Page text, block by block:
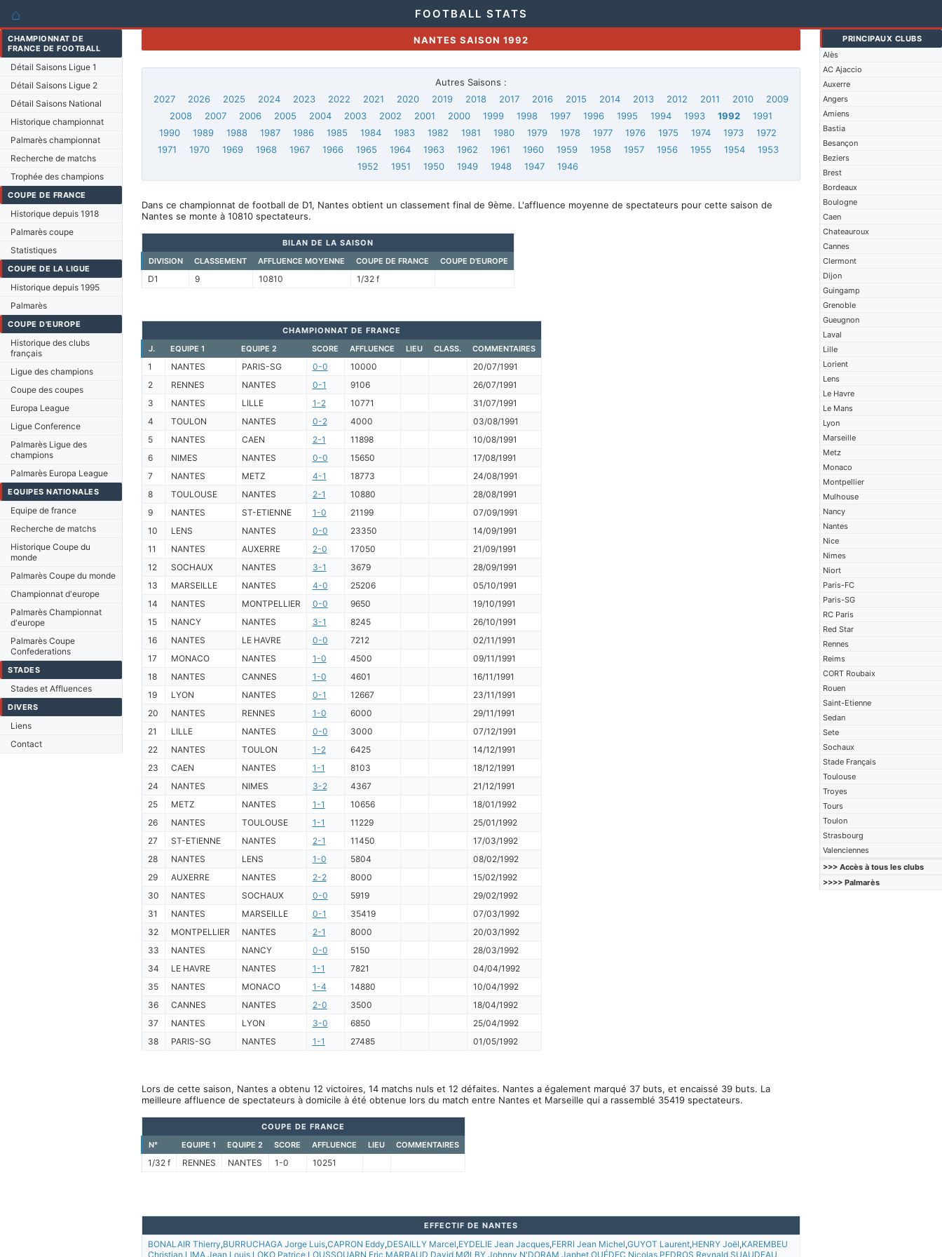
⌂ FOOTBALL STATS
CHAMPIONNAT DE
FRANCE DE FOOTBALL
Détail Saisons Ligue 1
Détail Saisons Ligue 2
Détail Saisons National
Historique championnat
Palmarès championnat
Recherche de matchs
Trophée des champions
COUPE DE FRANCE
Historique depuis 1918
Palmarès coupe
Statistiques
COUPE DE LA LIGUE
Historique depuis 1995
Palmarès
COUPE D'EUROPE
Historique des clubs
français
Ligue des champions
Coupe des coupes
Europa League
Ligue Conference
Palmarès Ligue des
champions
Palmarès Europa League
EQUIPES NATIONALES
Equipe de france
Recherche de matchs
Historique Coupe du
monde
Palmarès Coupe du monde
Championnat d'europe
Palmarès Championnat
d'europe
Palmarès Coupe
Confederations
STADES
Stades et Affluences
DIVERS
Liens
Contact
PRINCIPAUX CLUBS
Alès
AC Ajaccio
Auxerre
Angers
Amiens
Bastia
Besançon
Beziers
Brest
Bordeaux
Boulogne
Caen
Chateauroux
Cannes
Clermont
Dijon
Guingamp
Grenoble
Gueugnon
Laval
Lille
Lorient
Lens
Le Havre
Le Mans
Lyon
Marseille
Metz
Monaco
Montpellier
Mulhouse
Nancy
Nantes
Nice
Nimes
Niort
Paris-FC
Paris-SG
RC Paris
Red Star
Rennes
Reims
CORT Roubaix
Rouen
Saint-Etienne
Sedan
Sete
Sochaux
Stade Français
Toulouse
Troyes
Tours
Toulon
Strasbourg
Valenciennes
>>> Accès à tous les clubs
>>>> Palmarès
NANTES SAISON 1992
Autres Saisons :
2027
2026 2025 2024 2023 2022 2021 2020 2019 2018 2017 2016 2015 2014 2013 2012 2011 2010
2009
2008
2007 2006 2005 2004 2003 2002 2001 2000 1999 1998 1997 1996 1995 1994 1993 1992
1991
1990
1989 1988 1987 1986 1985 1984 1983 1982 1981 1980 1979 1978 1977 1976 1975 1974 1973
1972
1971
1970 1969 1968 1967 1966 1965 1964 1963 1962 1961 1960 1959 1958 1957 1956 1955 1954
1953
1952
1951 1950 1949 1948 1947 1946
Dans ce championnat de football de D1, Nantes obtient un classement final de 9ème. L'affluence moyenne de spectateurs pour cette saison de
Nantes se monte à 10810 spectateurs.
BILAN DE LA SAISON
DIVISION
CLASSEMENT AFFLUENCE MOYENNE COUPE DE FRANCE COUPE D'EUROPE
D1 9 10810 1/32 f
CHAMPIONNAT DE FRANCE
J.
EQUIPE 1 EQUIPE 2 SCORE AFFLUENCE LIEU CLASS. COMMENTAIRES
1 NANTES PARIS-SG 0-0 10000
20/07/1991
2
RENNES NANTES 0-1 9106
26/07/1991
3
NANTES LILLE 1-2 10771
31/07/1991
4
TOULON NANTES 0-2 4000
03/08/1991
5
NANTES CAEN 2-1 11898
10/08/1991
6
NIMES NANTES 0-0 15650
17/08/1991
7
NANTES METZ 4-1 18773
24/08/1991
8
TOULOUSE NANTES 2-1 10880
28/08/1991
9
NANTES ST-ETIENNE 1-0 21199
07/09/1991
10
LENS NANTES 0-0 23350
14/09/1991
11
NANTES AUXERRE 2-0 17050
21/09/1991
12
SOCHAUX NANTES 3-1 3679
28/09/1991
13
MARSEILLE NANTES 4-0 25206
05/10/1991
14
NANTES MONTPELLIER 0-0 9650
19/10/1991
15
NANCY NANTES 3-1 8245
26/10/1991
16
NANTES LE HAVRE 0-0 7212
02/11/1991
17
MONACO NANTES 1-0 4500
09/11/1991
18
NANTES CANNES 1-0 4601
16/11/1991
19
LYON NANTES 0-1 12667
23/11/1991
20
NANTES RENNES 1-0 6000
29/11/1991
21
LILLE NANTES 0-0 3000
07/12/1991
22
NANTES TOULON 1-2 6425
14/12/1991
23
CAEN NANTES 1-1 8103
18/12/1991
24
NANTES NIMES 3-2 4367
21/12/1991
25
METZ NANTES 1-1 10656
18/01/1992
26
NANTES TOULOUSE 1-1 11229
25/01/1992
27
ST-ETIENNE NANTES 2-1 11450
17/03/1992
28
NANTES LENS 1-0 5804
08/02/1992
29
AUXERRE NANTES 2-2 8000
15/02/1992
30
NANTES SOCHAUX 0-0 5919
29/02/1992
31
NANTES MARSEILLE 0-1 35419
07/03/1992
32
MONTPELLIER NANTES 2-1 8000
20/03/1992
33
NANTES NANCY 0-0 5150
28/03/1992
34
LE HAVRE NANTES 1-1 7821
04/04/1992
35
NANTES MONACO 1-4 14880
10/04/1992
36
CANNES NANTES 2-0 3500
18/04/1992
37
NANTES LYON 3-0 6850
25/04/1992
38
PARIS-SG NANTES 1-1 27485 01/05/1992
Lors de cette saison, Nantes a obtenu 12 victoires, 14 matchs nuls et 12 défaites. Nantes a également marqué 37 buts, et encaissé 39 buts. La
meilleure affluence de spectateurs à domicile à été obtenue lors du match entre Nantes et Marseille qui a rassemblé 35419 spectateurs.
COUPE DE FRANCE
N°
EQUIPE 1 EQUIPE 2 SCORE AFFLUENCE LIEU COMMENTAIRES
1/32 f RENNES NANTES 1-0 10251
EFFECTIF DE NANTES
BONALAIR Thierry,BURRUCHAGA Jorge Luis,CAPRON Eddy,DESAILLY Marcel,EYDELIE Jean Jacques,FERRI Jean Michel,GUYOT Laurent,HENRY Joël,KAREMBEU
Christian,LIMA Jean Louis,LOKO Patrice,LOUSSOUARN Eric,MARRAUD David,MØLBY Johnny,N'DORAM Japhet,OUÉDEC Nicolas,PEDROS Reynald,SUAUDEAU